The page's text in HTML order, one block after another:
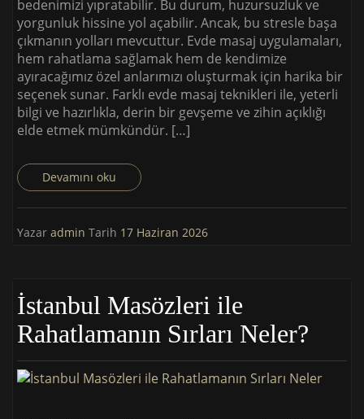
bedenimizi yıpratabilir. Bu durum, huzursuzluk ve
yorgunluk hissine yol açabilir. Ancak, bu stresle başa
çıkmanın yolları mevcuttur. Evde masaj uygulamaları,
hem rahatlama sağlamak hem de kendimize
ayıracağımız özel anlarımızı oluşturmak için harika bir
seçenek sunar. Farklı evde masaj teknikleri ile, yeterli
bilgi ve hazırlıkla, derin bir gevşeme ve zihin açıklığı
elde etmek mümkündür. […]
Devamını oku
Yazar admin Tarih 17 Haziran 2026
İstanbul Masözleri ile
Rahatlamanın Sırları Neler?